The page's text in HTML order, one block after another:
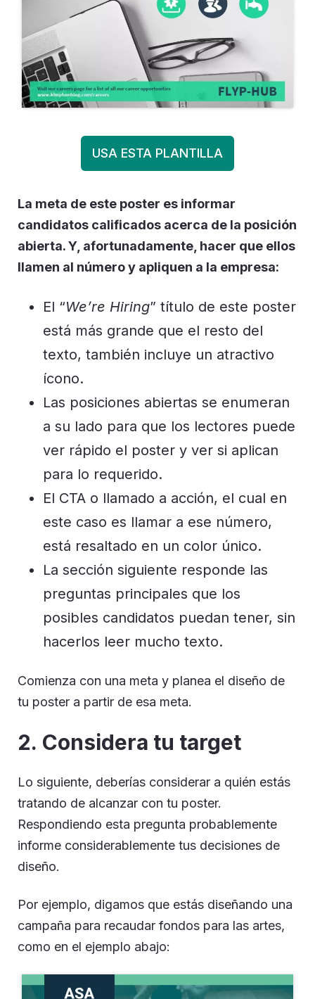
USA ESTA PLANTILLA
La meta de este poster es informar
candidatos calificados acerca de la posición
abierta. Y, afortunadamente, hacer que ellos
llamen al número y apliquen a la empresa:
El “We’re Hiring” título de este poster
está más grande que el resto del
texto, también incluye un atractivo
ícono.
Las posiciones abiertas se enumeran
a su lado para que los lectores puede
ver rápido el poster y ver si aplican
para lo requerido.
El CTA o llamado a acción, el cual en
este caso es llamar a ese número,
está resaltado en un color único.
La sección siguiente responde las
preguntas principales que los
posibles candidatos puedan tener, sin
hacerlos leer mucho texto.
Comienza con una meta y planea el diseño de
tu poster a partir de esa meta.
2. Considera tu target
Lo siguiente, deberías considerar a quién estás
tratando de alcanzar con tu poster.
Respondiendo esta pregunta probablemente
informe considerablemente tus decisiones de
diseño.
Por ejemplo, digamos que estás diseñando una
campaña para recaudar fondos para las artes,
como en el ejemplo abajo: